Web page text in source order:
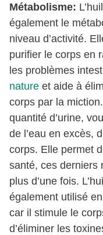
Métabolisme:
également le
niveau d’activité.
purifier le corps en
les problèmes
nature et aide à
corps par la
quantité d’urine,
de l’eau en excès,
corps. Elle permet
santé, ces derniers
plus d’une fois.
également utilisé
car il stimule le
d’éliminer les